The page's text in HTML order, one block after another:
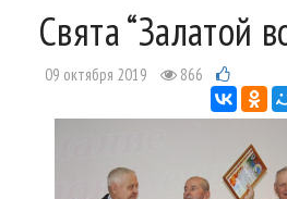
Свята “Залатой
09 октября 2019 866